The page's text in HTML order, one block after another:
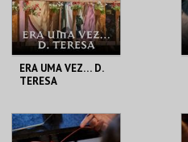
COMPRAR
ERA UMA VEZ… D.
TERESA
SANTA MARIA DA
FEIRA